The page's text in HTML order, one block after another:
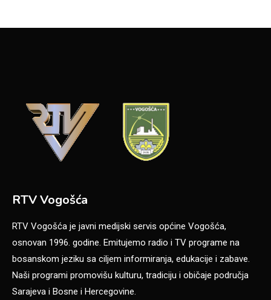
RTV Vogošća
RTV Vogošća je javni medijski servis općine Vogošća,
osnovan 1996. godine. Emitujemo radio i TV programe na
bosanskom jeziku sa ciljem informiranja, edukacije i zabave.
Naši programi promovišu kulturu, tradiciju i običaje područja
Sarajeva i Bosne i Hercegovine.